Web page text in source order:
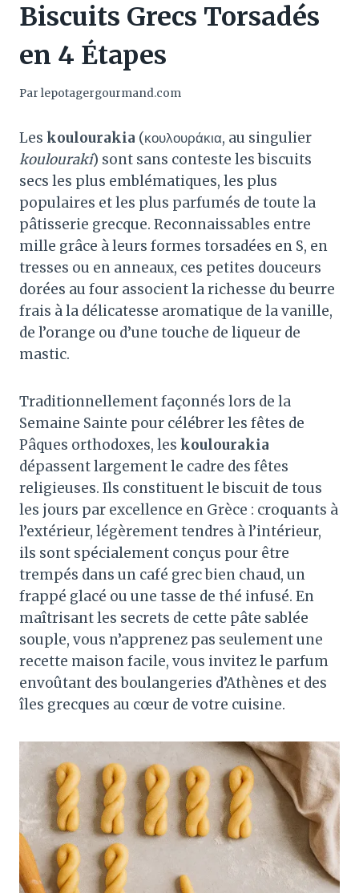
Biscuits Grecs Torsadés
en 4 Étapes
Par lepotagergourmand.com
Les koulourakia (κουλουράκια, au singulier
koulouraki) sont sans conteste les biscuits
secs les plus emblématiques, les plus
populaires et les plus parfumés de toute la
pâtisserie grecque. Reconnaissables entre
mille grâce à leurs formes torsadées en S, en
tresses ou en anneaux, ces petites douceurs
dorées au four associent la richesse du beurre
frais à la délicatesse aromatique de la vanille,
de l’orange ou d’une touche de liqueur de
mastic.
Traditionnellement façonnés lors de la
Semaine Sainte pour célébrer les fêtes de
Pâques orthodoxes, les koulourakia
dépassent largement le cadre des fêtes
religieuses. Ils constituent le biscuit de tous
les jours par excellence en Grèce : croquants à
l’extérieur, légèrement tendres à l’intérieur,
ils sont spécialement conçus pour être
trempés dans un café grec bien chaud, un
frappé glacé ou une tasse de thé infusé. En
maîtrisant les secrets de cette pâte sablée
souple, vous n’apprenez pas seulement une
recette maison facile, vous invitez le parfum
envoûtant des boulangeries d’Athènes et des
îles grecques au cœur de votre cuisine.